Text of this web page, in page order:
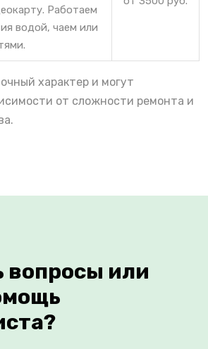
Работаем
водой, чаем или
характер и могут
от сложности ремонта и
вопросы или